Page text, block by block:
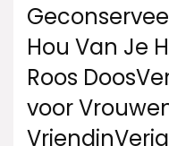
Hou Van Je
Roos
voor